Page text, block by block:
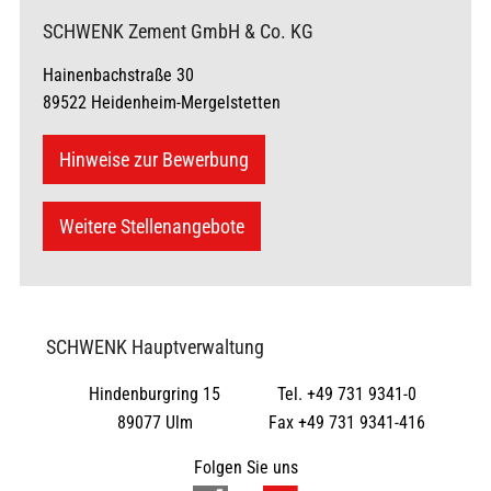
SCHWENK Zement GmbH & Co. KG
Hainenbachstraße 30
89522 Heidenheim-Mergelstetten
Hinweise zur Bewerbung
Weitere Stellenangebote
SCHWENK Hauptverwaltung
Hindenburgring 15
Tel. +49 731 9341-0
89077 Ulm
Fax +49 731 9341-416
Folgen Sie uns